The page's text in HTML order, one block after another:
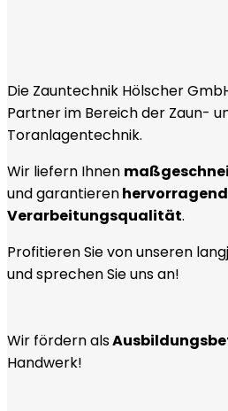
Die Zauntechnik Hölscher
Partner im Bereich der Zaun-
Toranlagentechnik.
Wir liefern Ihnen
und garantieren
Verarbeitungsqualität.
Profitieren Sie von unseren
und sprechen Sie uns an!
Wir fördern als
Handwerk!